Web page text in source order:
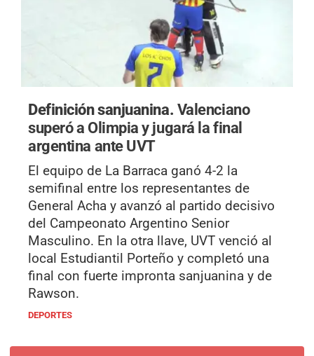
Definición sanjuanina. Valenciano
superó a Olimpia y jugará la final
argentina ante UVT
El equipo de La Barraca ganó 4-2 la
semifinal entre los representantes de
General Acha y avanzó al partido decisivo
del Campeonato Argentino Senior
Masculino. En la otra llave, UVT venció al
local Estudiantil Porteño y completó una
final con fuerte impronta sanjuanina y de
Rawson.
DEPORTES